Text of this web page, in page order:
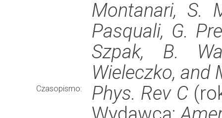
Montanari, S.
Pasquali, G.
Szpak, B.
Wieleczko, and
Czasopismo: Phys. Rev C